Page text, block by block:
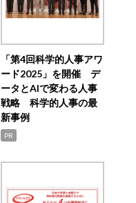
「第4回科学的人事アワ
ード2025」を開催 デ
ータとAIで変わる人事
戦略 科学的人事の最
新事例
PR